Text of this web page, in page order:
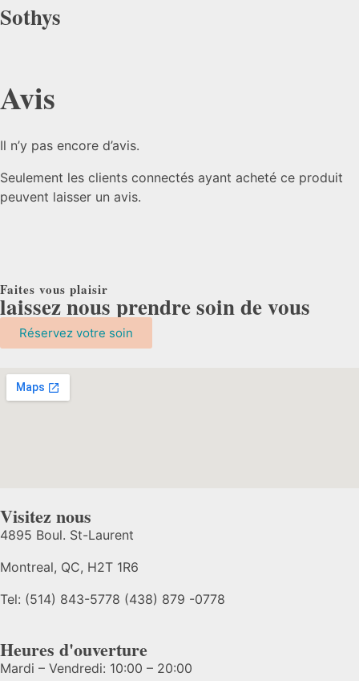
Sothys
Avis
Il n’y pas encore d’avis.
Seulement les clients connectés ayant acheté ce produit
peuvent laisser un avis.
Faites vous plaisir
laissez nous prendre soin de vous
Réservez votre soin
Visitez nous
4895 Boul. St-Laurent
Montreal, QC, H2T 1R6
Tel: (514) 843-5778 (438) 879 -0778
Heures d'ouverture
Mardi – Vendredi: 10:00 – 20:00